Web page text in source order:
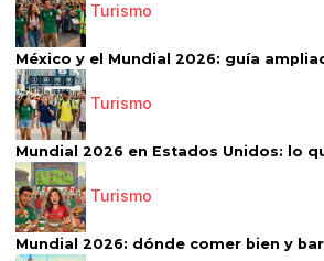
Turismo
México y el Mundial 2026: guía
Turismo
Mundial 2026 en Estados Unidos: lo
Turismo
Mundial 2026: dónde comer bien y